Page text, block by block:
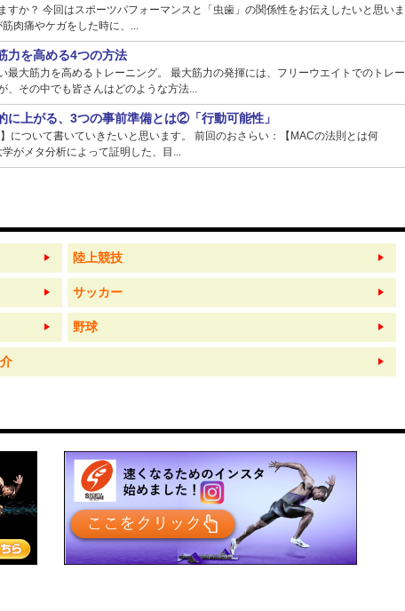
か？ 今回はスポーツパフォーマンスと「虫歯」の関係性をお伝えしたいと思いま
肉痛やケガをした時に、...
力を高める4つの方法
最大筋力を高めるトレーニング。 最大筋力の発揮には、フリーウエイトでのトレー
その中でも皆さんはどのような方法...
に上がる、3つの事前準備とは②「行動可能性」
について書いていきたいと思います。 前回のおさらい：【MACの法則とは何
がメタ分析によって証明した、目...
陸上競技
サッカー
野球